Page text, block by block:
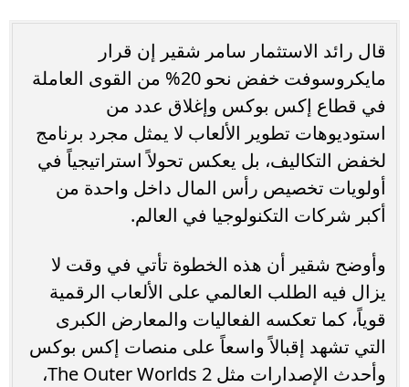
قال رائد الاستثمار سامر شقير إن قرار
مايكروسوفت خفض نحو 20% من القوى العاملة
في قطاع إكس بوكس وإغلاق عدد من
استوديوهات تطوير الألعاب لا يمثل مجرد برنامج
لخفض التكاليف، بل يعكس تحولاً استراتيجياً في
أولويات تخصيص رأس المال داخل واحدة من
أكبر شركات التكنولوجيا في العالم.
وأوضح شقير أن هذه الخطوة تأتي في وقت لا
يزال فيه الطلب العالمي على الألعاب الرقمية
قوياً، كما تعكسه الفعاليات والمعارض الكبرى
التي تشهد إقبالاً واسعاً على منصات إكس بوكس
وأحدث الإصدارات مثل The Outer Worlds 2،